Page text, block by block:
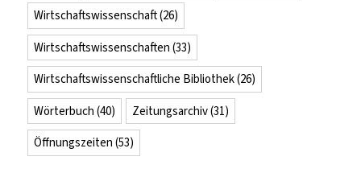
Wirtschaftswissenschaft(26)
Wirtschaftswissenschaften (33)
Wirtschaftswissenschaftliche Bibliothek(26)
Wörterbuch (40) Zeitungsarchiv(31)
Öffnungszeiten (53)